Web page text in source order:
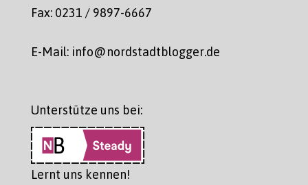
Fax: 0231 / 9897-6667
E-Mail: info@nordstadtblogger.de
Unterstütze uns bei:
Lernt uns kennen!